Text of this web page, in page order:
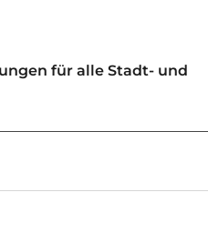
für alle Stadt- und